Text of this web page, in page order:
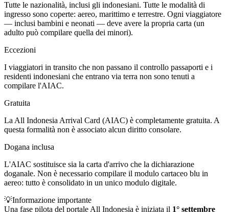
Tutte le nazionalità, inclusi gli indonesiani. Tutte le modalità di
ingresso sono coperte: aereo, marittimo e terrestre. Ogni viaggiatore
— inclusi bambini e neonati — deve avere la propria carta (un
adulto può compilare quella dei minori).
Eccezioni
I viaggiatori in transito che non passano il controllo passaporti e i
residenti indonesiani che entrano via terra non sono tenuti a
compilare l'AIAC.
Gratuita
La All Indonesia Arrival Card (AIAC) è completamente gratuita. A
questa formalità non è associato alcun diritto consolare.
Dogana inclusa
L'AIAC sostituisce sia la carta d'arrivo che la dichiarazione
doganale. Non è necessario compilare il modulo cartaceo blu in
aereo: tutto è consolidato in un unico modulo digitale.
💡Informazione importante
Una fase pilota del portale All Indonesia è iniziata il 1° settembre